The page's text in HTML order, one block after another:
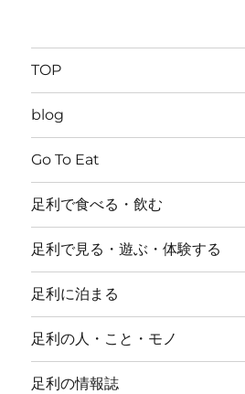
TOP
blog
Go To Eat
足利で食べる・飲む
足利で見る・遊ぶ・体験する
足利に泊まる
足利の人・こと・モノ
足利の情報誌